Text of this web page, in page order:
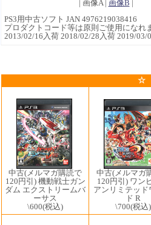
| 画像A | 画像B |
PS3用中古ソフト JAN 4976219038416
プロダクトコード等は原則ご使用になれ
2013/02/16入荷 2018/02/28入荷 2019/
☆
中古(メルマガ購読で
120円引) 機動戦士ガン
ダム エクストリームバ
ーサス
\600(税込)
中古(メルマガ
120円引) ワン
アンリミテッド
ド R
\700(税込)